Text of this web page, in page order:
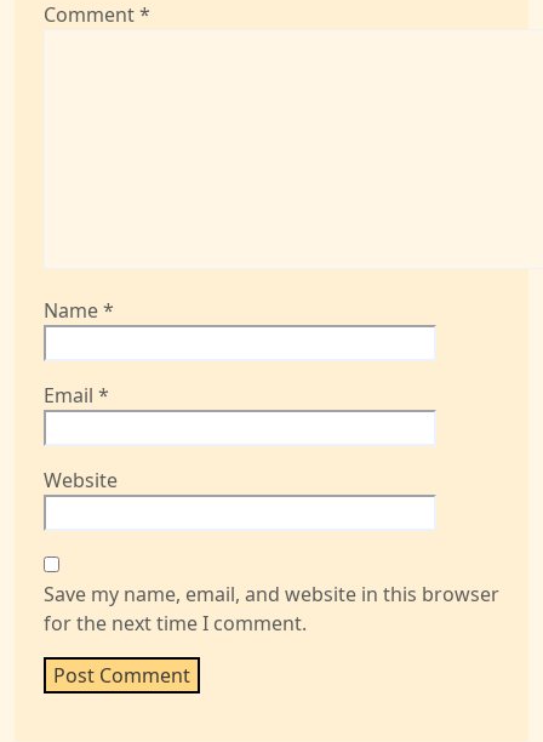
Comment*
Name*
Email *
Website
Save my name, email, and website in this browser
for the next time I comment.